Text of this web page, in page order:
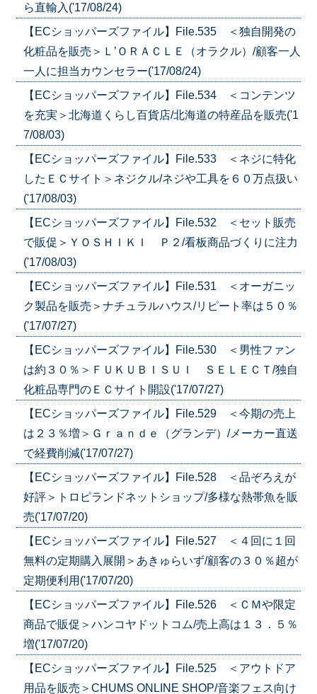
ら直輸入('17/08/24)
【ECショッパーズファイル】File.535 ＜独自開発の
化粧品を販売＞Ｌ’ＯＲＡＣＬＥ（オラクル）/顧客一人
一人に担当カウンセラー('17/08/24)
【ECショッパーズファイル】File.534 ＜コンテンツ
を充実＞北海道くらし百貨店/北海道の特産品を販売('1
7/08/03)
【ECショッパーズファイル】File.533 ＜ネジに特化
したＥＣサイト＞ネジクル/ネジや工具を６０万点扱い
('17/08/03)
【ECショッパーズファイル】File.532 ＜セット販売
で販促＞ＹＯＳＨＩＫＩ Ｐ２/看板商品づくりに注力
('17/08/03)
【ECショッパーズファイル】File.531 ＜オーガニッ
ク製品を販売＞ナチュラルハウス/リピート率は５０％
('17/07/27)
【ECショッパーズファイル】File.530 ＜男性ファン
は約３０％＞ＦＵＫＵＢＩＳＵＩ ＳＥＬＥＣＴ/独自
化粧品専門のＥＣサイト開設('17/07/27)
【ECショッパーズファイル】File.529 ＜今期の売上
は２３％増＞Ｇｒａｎｄｅ（グランデ）/メーカー直送
で経費削減('17/07/27)
【ECショッパーズファイル】File.528 ＜品ぞろえが
好評＞トロピランドネットショップ/多様な熱帯魚を販
売('17/07/20)
【ECショッパーズファイル】File.527 ＜４回に１回
無料の定期購入展開＞あきゅらいず/顧客の３０％超が
定期便利用('17/07/20)
【ECショッパーズファイル】File.526 ＜ＣＭや限定
商品で販促＞ハンコヤドットコム/売上高は１３．５％
増('17/07/20)
【ECショッパーズファイル】File.525 ＜アウトドア
用品を販売＞CHUMS ONLINE SHOP/音楽フェス向け